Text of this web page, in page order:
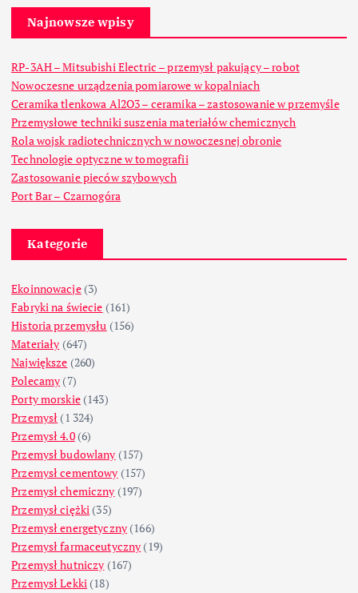
Najnowsze wpisy
RP-3AH – Mitsubishi Electric – przemysł pakujący – robot
Nowoczesne urządzenia pomiarowe w kopalniach
Ceramika tlenkowa Al2O3 – ceramika – zastosowanie w przemyśle
Przemysłowe techniki suszenia materiałów chemicznych
Rola wojsk radiotechnicznych w nowoczesnej obronie
Technologie optyczne w tomografii
Zastosowanie pieców szybowych
Port Bar – Czarnogóra
Kategorie
Ekoinnowacje(3)
Fabryki na świecie (161)
Historia przemysłu (156)
Materiały (647)
Największe (260)
Polecamy (7)
Porty morskie(143)
Przemysł (1 324)
Przemysł 4.0(6)
Przemysł budowlany (157)
Przemysł cementowy (157)
Przemysł chemiczny (197)
Przemysł ciężki (35)
Przemysł energetyczny (166)
Przemysł farmaceutyczny (19)
Przemysł hutniczy (167)
Przemysł Lekki (18)